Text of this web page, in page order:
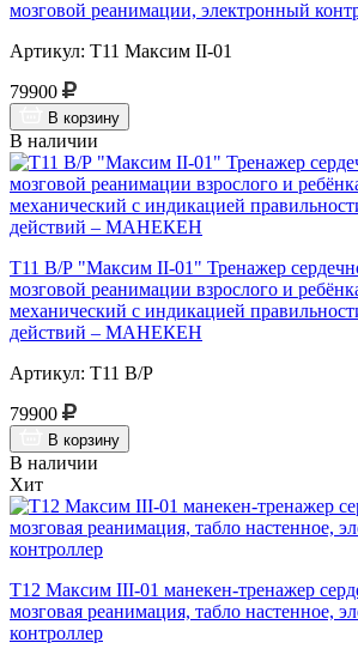
мозговой реанимации, электронный
Артикул: Т11 Максим II-01
79900
В корзину
В наличии
Т11 В/Р "Максим II-01" Тренажер
мозговой реанимации взрослого и
механический с индикацией
действий – МАНЕКЕН
Артикул: Т11 В/Р
79900
В корзину
В наличии
Хит
Т12 Максим III-01 манекен-тренажер
мозговая реанимация, табло настенное,
контроллер